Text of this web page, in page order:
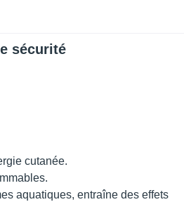
sécurité
cutanée.
aquatiques, entraîne des effets